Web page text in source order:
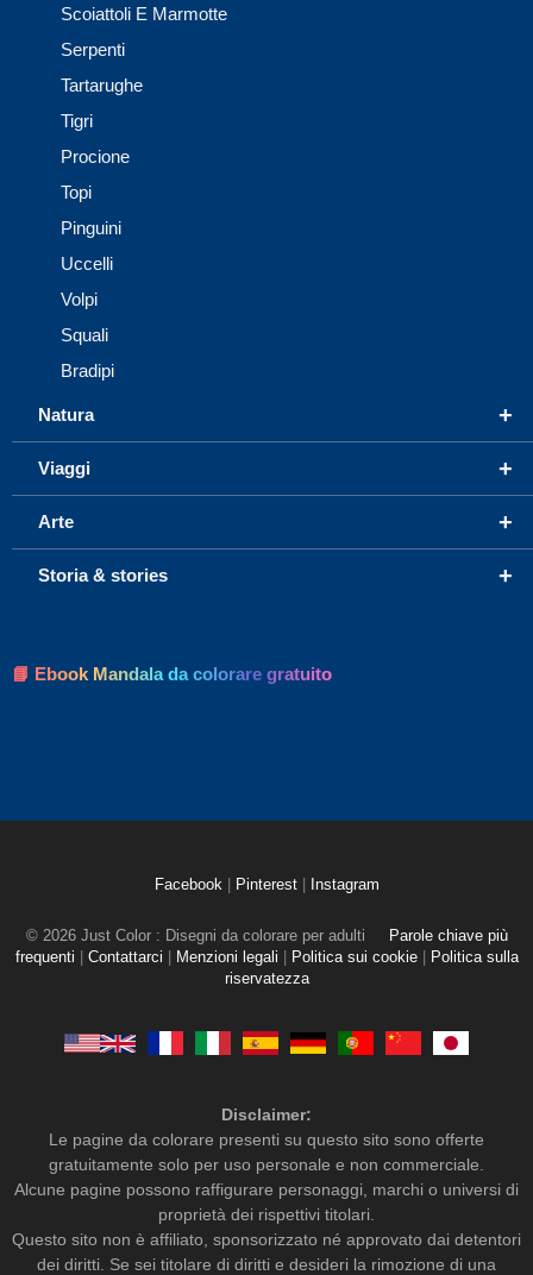
Scoiattoli E Marmotte
Serpenti
Tartarughe
Tigri
Procione
Topi
Pinguini
Uccelli
Volpi
Squali
Bradipi
+
Natura
+
Viaggi
+
Arte
+
Storia & stories
📘 Ebook Mandala da colorare gratuito
Facebook Pinterest Instagram
© 2026 Just Color : Disegni da colorare per adulti
Parole chiave più
frequenti
Contattarci Menzioni legali Politica sui cookie
Politica sulla
riservatezza
Disclaimer:
Le pagine da colorare presenti su questo sito sono offerte
gratuitamente solo per uso personale e non commerciale.
Alcune pagine possono raffigurare personaggi, marchi o universi di
proprietà dei rispettivi titolari.
Questo sito non è affiliato, sponsorizzato né approvato dai detentori
dei diritti. Se sei titolare di diritti e desideri la rimozione di una